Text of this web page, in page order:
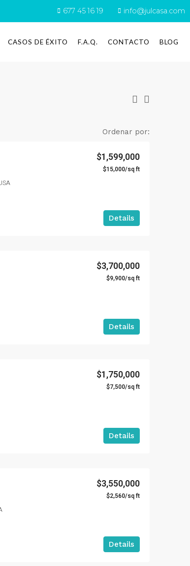
677 45 16 19 info@julcasa.com
CASOS DE ÉXITO F.A.Q. CONTACTO BLOG
Ordenar por:
$1,599,000
$15,000/sq ft
Details
$3,700,000
$9,900/sq ft
Details
$1,750,000
$7,500/sq ft
Details
$3,550,000
$2,560/sq ft
Details